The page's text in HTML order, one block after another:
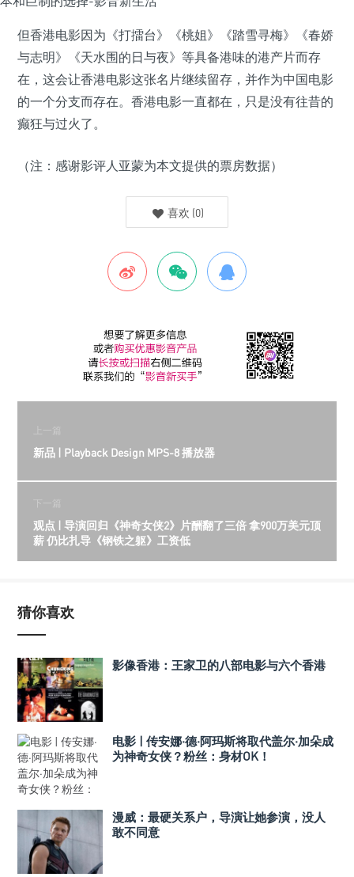
但香港电影因为《打擂台》《桃姐》《踏雪寻梅》《春娇
与志明》《天水围的日与夜》等具备港味的港产片而存
在，这会让香港电影这张名片继续留存，并作为中国电影
的一个分支而存在。香港电影一直都在，只是没有往昔的
癫狂与过火了。
（注：感谢影评人亚蒙为本文提供的票房数据）
喜欢 (0)
上一篇
新品 | Playback Design MPS-8 播放器
下一篇
观点 | 导演回归《神奇女侠2》片酬翻了三倍 拿900万美元顶
薪 仍比扎导《钢铁之躯》工资低
猜你喜欢
影像香港：王家卫的八部电影与六个香港
电影 | 传安娜·德·阿玛斯将取代盖尔·加朵成
为神奇女侠？粉丝：身材OK！
漫威：最硬关系户，导演让她参演，没人
敢不同意